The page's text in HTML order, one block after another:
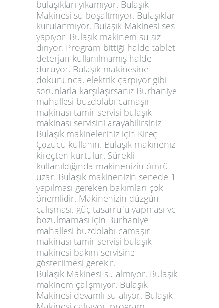
bulaşıkları yıkamıyor. Bulaşık
Makinesi su boşaltmıyor. Bulaşıklar
kurulanmıyor. Bulaşık Makinesi ses
yapıyor. Bulaşık makinem su sız
dırıyor. Program bittiği halde tablet
deterjan kullanılmamış halde
duruyor, Bulaşık makinesine
dokununca, elektrik çarpıyor gibi
sorunlarla karşılaşırsanız Burhaniye
mahallesi buzdolabı camaşır
makinası tamir servisi bulaşık
makinası servisini arayabilirsiniz
Bulaşık makineleriniz için Kireç
Çözücü kullanın. Bulaşık makineniz
kireçten kurtulur. Sürekli
kullanıldığında makinenizin ömrü
uzar. Bulaşık makinenizin senede 1
yapılması gereken bakımları çok
önemlidir. Makinenizin düzgün
çalışması, güç tasarrufu yapması ve
bozulmaması için Burhaniye
mahallesi buzdolabı camaşır
makinası tamir servisi bulaşık
makinesi bakım servisine
gösterilmesi gerekir.
Bulaşık Makinesi su almıyor. Bulaşık
makinem çalışmıyor. Bulaşık
Makinesi devamlı su alıyor. Bulaşık